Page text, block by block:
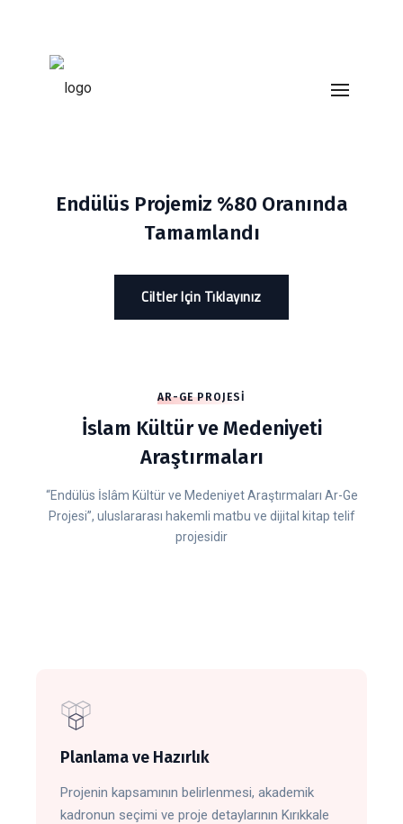
Endülüs Projemiz %80 Oranında
Tamamlandı
Ciltler Için Tıklayınız
AR-GE PROJESI
İslam Kültür ve Medeniyeti
Araştırmaları
“Endülüs İslâm Kültür ve Medeniyet Araştırmaları Ar-Ge
Projesi”, uluslararası hakemli matbu ve dijital kitap telif
projesidir
Planlama ve Hazırlık
Projenin kapsamının belirlenmesi, akademik
kadronun seçimi ve proje detaylarının Kırıkkale